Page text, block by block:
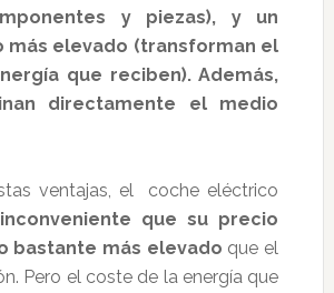
y piezas), y un
más elevado (transforman el
que reciben). Además,
directamente el medio
ventajas, el coche eléctrico
inconveniente que su precio
bastante más elevado que el
Pero el coste de la energía que